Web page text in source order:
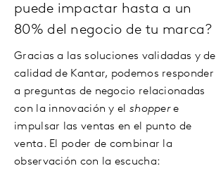
puede impactar hasta a un
80% del negocio de tu marca?
Gracias a las soluciones validadas y de
calidad de Kantar, podemos responder
a preguntas de negocio relacionadas
con la innovación y el shoppere
impulsar las ventas en el punto de
venta. El poder de combinar la
observación con la escucha: